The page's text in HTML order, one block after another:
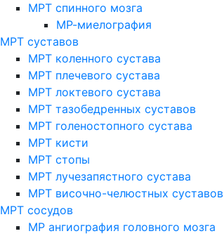
МРТ спинного мозга
МР-миелография
МРТ суставов
МРТ коленного сустава
МРТ плечевого сустава
МРТ локтевого сустава
МРТ тазобедренных суставов
МРТ голеностопного сустава
МРТ кисти
МРТ стопы
МРТ лучезапястного сустава
МРТ височно-челюстных суставов
МРТ сосудов
МР ангиография головного мозга